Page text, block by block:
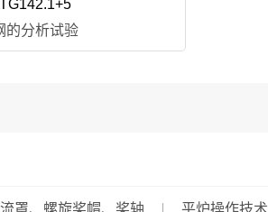
TG142.1+5
的分析试验
罩、螺旋桨帽、桨轴 平炉操作技术